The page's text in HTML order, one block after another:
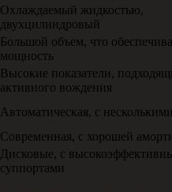
Охлаждаемый жидкостью,
двухцилиндровый
Большой объем, что
мощность
Высокие показатели,
активного вождения
Автоматическая, с
Современная, с хорошей
Дисковые, с
суппортами